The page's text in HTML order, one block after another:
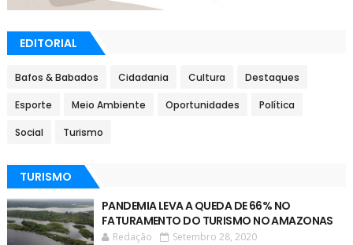
EDITORIAL
Bafos & Babados Cidadania Cultura Destaques
Esporte Meio Ambiente Oportunidades Política
Social Turismo
TURISMO
PANDEMIA LEVA A QUEDA DE 66% NO
FATURAMENTO DO TURISMO NO AMAZONAS
Redação Setembro 28, 2020